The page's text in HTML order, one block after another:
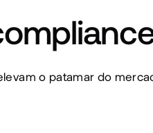
o patamar do